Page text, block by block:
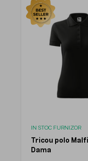
IN STOC FURNIZOR
Tricou polo
Dama